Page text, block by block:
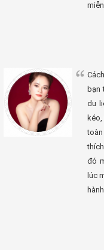
bạn
du
toàn
đó
lúc